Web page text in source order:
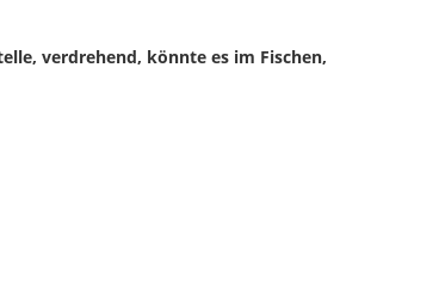
verdrehend, könnte es im Fischen,